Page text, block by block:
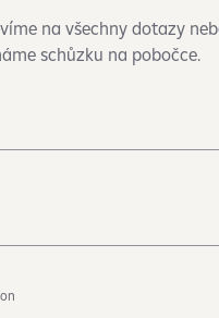
na všechny dotazy
schůzku na pobočce.